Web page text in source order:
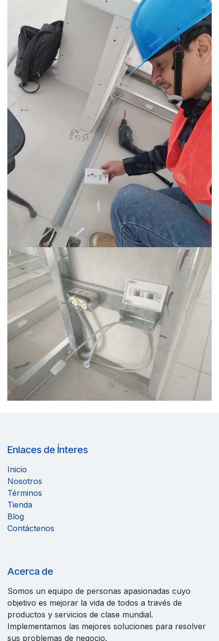
Enlaces de Ínteres
Inicio
Nosotros
Términos
Tienda
Blog
Contáctenos
Acerca de
Somos un equipo de personas apasionadas cuyo
objetivo es mejorar la vida de todos a través de
productos y servicios de clase mundial.
Implementamos las mejores soluciones para resolver
sus problemas de negocio.